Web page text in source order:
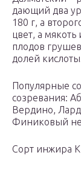
дающий два
180 г, а
цвет, а
плодов
долей
Популярные
созревания:
Вердино,
Финиковый
Сорт инжира